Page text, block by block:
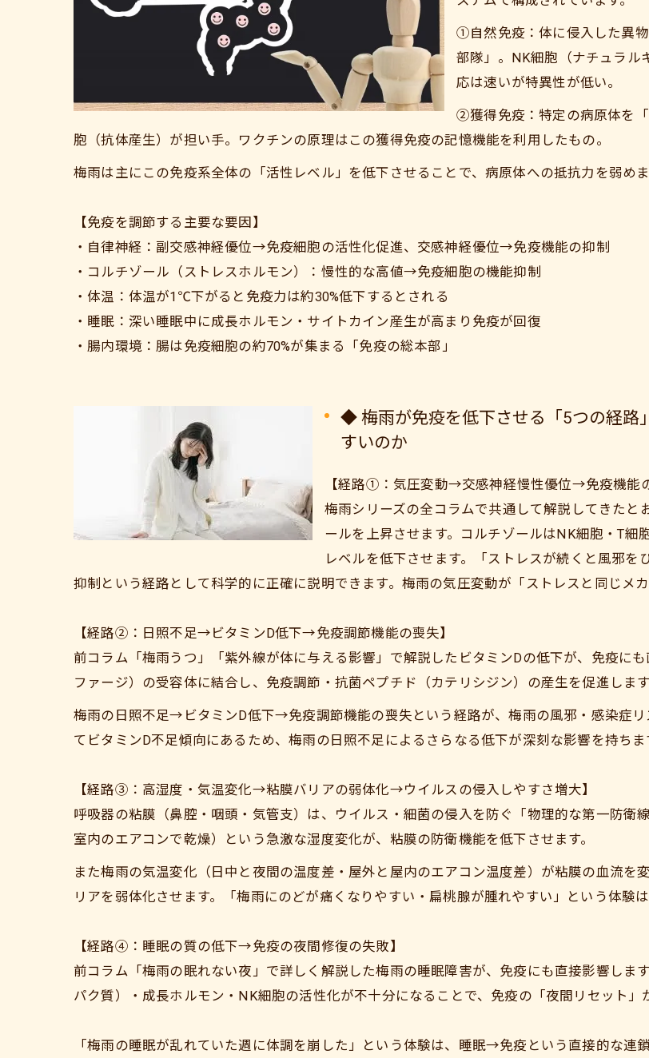
①自然免疫：体に侵入した異
部隊」。NK細胞（ナチュラル
応は速いが特異性が低い。
②獲得免疫：特定の病原体を
胞（抗体産生）が担い手。ワクチンの原理はこの獲得免疫の記憶機能を利用したもの。
梅雨は主にこの免疫系全体の「活性レベル」を低下させることで、病原体への抵抗力を弱めま
【免疫を調節する主要な要因】
・自律神経：副交感神経優位→免疫細胞の活性化促進、交感神経優位→免疫機能の抑制
・コルチゾール（ストレスホルモン）：慢性的な高値→免疫細胞の機能抑制
・体温：体温が1℃下がると免疫力は約30%低下するとされる
・睡眠：深い睡眠中に成長ホルモン・サイトカイン産生が高まり免疫が回復
・腸内環境：腸は免疫細胞の約70%が集まる「免疫の総本部」
◆ 梅雨が免疫を低下させる「5つの経路
すいのか
【経路①：気圧変動→交感神経慢性優位→免疫機能
梅雨シリーズの全コラムで共通して解説してきた
ールを上昇させます。コルチゾールはNK細胞・T
レベルを低下させます。「ストレスが続くと風邪
抑制という経路として科学的に正確に説明できます。梅雨の気圧変動が「ストレスと同じメ
【経路②：日照不足→ビタミンD低下→免疫調節機能の喪失】
前コラム「梅雨うつ」「紫外線が体に与える影響」で解説したビタミンDの低下が、免疫に
ファージ）の受容体に結合し、免疫調節・抗菌ペプチド（カテリシジン）の産生を促進します
梅雨の日照不足→ビタミンD低下→免疫調節機能の喪失という経路が、梅雨の風邪・感染症
てビタミンD不足傾向にあるため、梅雨の日照不足によるさらなる低下が深刻な影響を持ちま
【経路③：高湿度・気温変化→粘膜バリアの弱体化→ウイルスの侵入しやすさ増大】
呼吸器の粘膜（鼻腔・咽頭・気管支）は、ウイルス・細菌の侵入を防ぐ「物理的な第一防衛
室内のエアコンで乾燥）という急激な湿度変化が、粘膜の防衛機能を低下させます。
また梅雨の気温変化（日中と夜間の温度差・屋外と屋内のエアコン温度差）が粘膜の血流を
リアを弱体化させます。「梅雨にのどが痛くなりやすい・扁桃腺が腫れやすい」という体験
【経路④：睡眠の質の低下→免疫の夜間修復の失敗】
前コラム「梅雨の眠れない夜」で詳しく解説した梅雨の睡眠障害が、免疫にも直接影響しま
パク質）・成長ホルモン・NK細胞の活性化が不十分になることで、免疫の「夜間リセット」
「梅雨の睡眠が乱れていた週に体調を崩した」という体験は、睡眠→免疫という直接的な連